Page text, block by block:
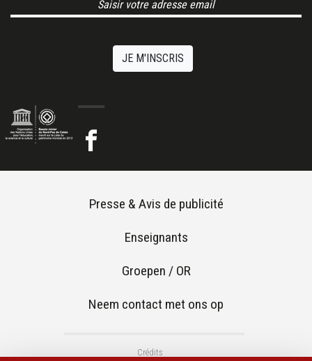
JE M'INSCRIS
Footer menu
Presse & Avis de publicité
Enseignants
Groepen / OR
Neem contact met ons op
Crédits